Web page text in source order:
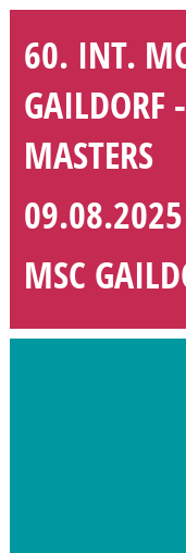
60. INT.
GAILDORF
MASTERS
MSC